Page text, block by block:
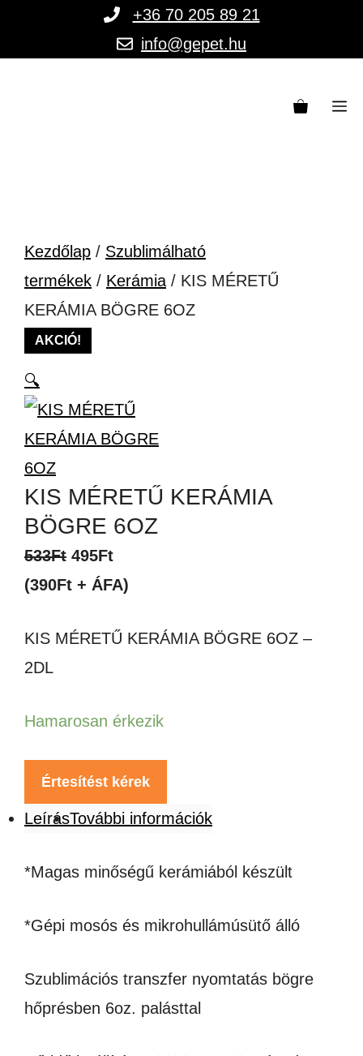
+36 70 205 89 21
info@gepet.hu
Kezdőlap / Szublimálható
termékek / Kerámia / KIS MÉRETŰ
KERÁMIA BÖGRE 6OZ
AKCIÓ!
🔍
KIS MÉRETŰ KERÁMIA
BÖGRE 6OZ
533Ft Original
price
533Ft.
495FtCurrent
price
495Ft.
(390Ft + ÁFA)
KIS MÉRETŰ KERÁMIA BÖGRE 6OZ –
2DL
Hamarosan érkezik
Értesítést kérek
LeírásTovábbi információk
*Magas minőségű kerámiából készült
*Gépi mosós és mikrohullámúsütő álló
Szublimációs transzfer nyomtatás bögre
hőprésben 6oz. palásttal